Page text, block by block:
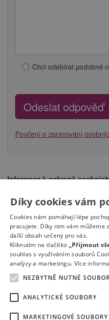
Chci odebírat podobné
Poučení o zpracování
Informace k ochraně
republiky (IČ 00212423) (dále
souladu se Zákonem o
souladu s Obecným nařízením
2016/679 poskytnuté osobní
zaměstnanců na výše
osobních údajů bude pro
Spravnykrok.cz společnost
(Zpracovatel)
Díky cookies vám
Cookies nám pomáhají lépe
pracujete. Díky nim vám můžeme
další obsah určený pro vás.
Kliknutím na tlačítko „Přijmout
souhlas s využíváním souborů
analýzy a marketingu. Více
NEZBYTNĚ NUTNÉ
ANALYTICKÉ SOUBORY
MARKETINGOVÉ SOUBORY